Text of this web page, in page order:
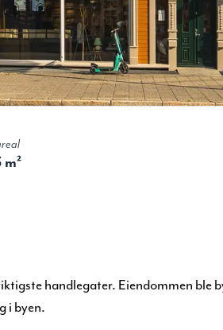
handlegater. Eiendommen ble
i byen.